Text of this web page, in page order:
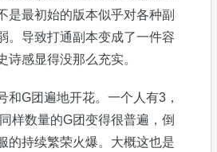
是最初始的版本似乎对各种副
。导致打通副本变成了一件容
诗感显得没那么充实。
和G团遍地开花。一个人有3，
样数量的G团变得很普遍，倒
的持续繁荣火爆。大概这也是